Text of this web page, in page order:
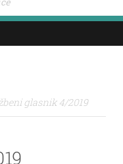
glasnik 4/2019